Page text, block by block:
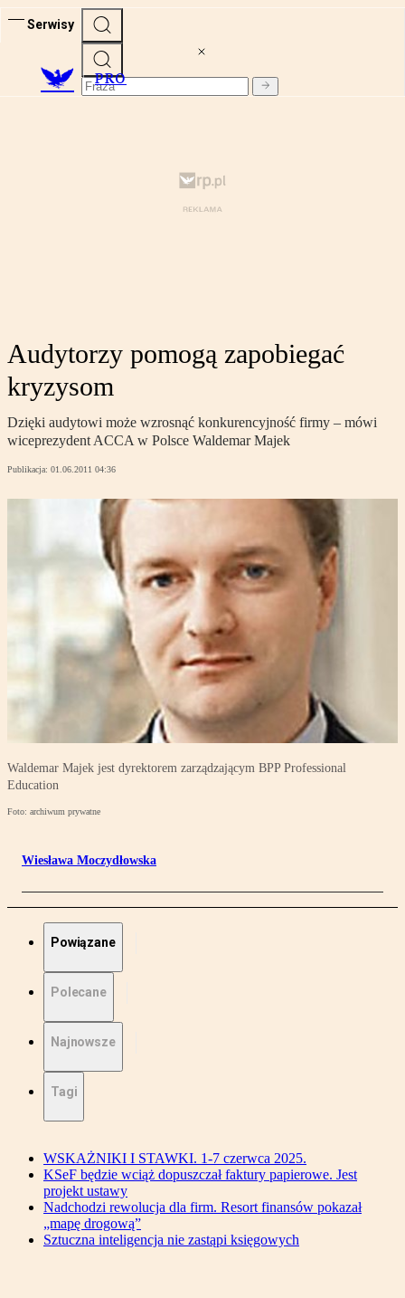
Serwisy
PRO
Audytorzy pomogą zapobiegać
kryzysom
Dzięki audytowi może wzrosnąć konkurencyjność firmy – mówi
wiceprezydent ACCA w Polsce Waldemar Majek
Publikacja: 01.06.2011 04:36
Waldemar Majek jest dyrektorem zarządzającym BPP Professional
Education
Foto: archiwum prywatne
Wiesława Moczydłowska
Powiązane
Polecane
Najnowsze
Tagi
WSKAŻNIKI I STAWKI. 1-7 czerwca 2025.
KSeF będzie wciąż dopuszczał faktury papierowe. Jest
projekt ustawy
Nadchodzi rewolucja dla firm. Resort finansów pokazał
„mapę drogową”
Sztuczna inteligencja nie zastąpi księgowych